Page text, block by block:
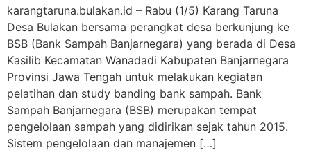
karangtaruna.bulakan.id – Rabu (1/5) Karang Taruna
Desa Bulakan bersama perangkat desa berkunjung ke
BSB (Bank Sampah Banjarnegara) yang berada di Desa
Kasilib Kecamatan Wanadadi Kabupaten Banjarnegara
Provinsi Jawa Tengah untuk melakukan kegiatan
pelatihan dan study banding bank sampah. Bank
Sampah Banjarnegara (BSB) merupakan tempat
pengelolaan sampah yang didirikan sejak tahun 2015.
Sistem pengelolaan dan manajemen […]